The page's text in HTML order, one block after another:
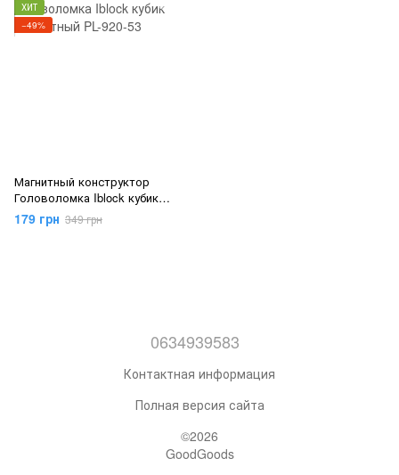
ХИТ
−49%
Магнитный конструктор
Головоломка Iblock кубик
магнитный PL-920-53
179 грн 349 грн
0634939583
Контактная информация
Полная версия сайта
©2026
GoodGoods